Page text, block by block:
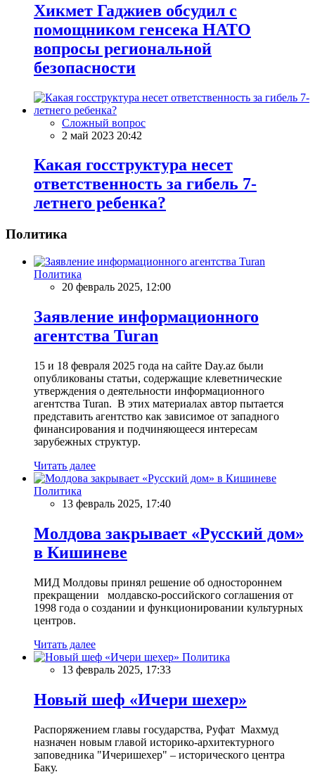
Хикмет Гаджиев обсудил с
помощником генсека НАТО
вопросы региональной
безопасности
Сложный вопрос
2 май 2023 20:42
Какая госструктура несет
ответственность за гибель 7-
летнего ребенка?
Политика
Политика
20 февраль 2025, 12:00
Заявление информационного
агентства Turan
15 и 18 февраля 2025 года на сайте Day.az были
опубликованы статьи, содержащие клеветнические
утверждения о деятельности информационного
агентства Turan. В этих материалах автор пытается
представить агентство как зависимое от западного
финансирования и подчиняющееся интересам
зарубежных структур.
Читать далее
Политика
13 февраль 2025, 17:40
Молдова закрывает «Русский дом»
в Кишиневе
МИД Молдовы принял решение об одностороннем
прекращении молдавско-российского соглашения от
1998 года о создании и функционировании культурных
центров.
Читать далее
Политика
13 февраль 2025, 17:33
Новый шеф «Ичери шехер»
Распоряжением главы государства, Руфат Махмуд
назначен новым главой историко-архитектурного
заповедника "Ичеришехер" – исторического центра
Баку.